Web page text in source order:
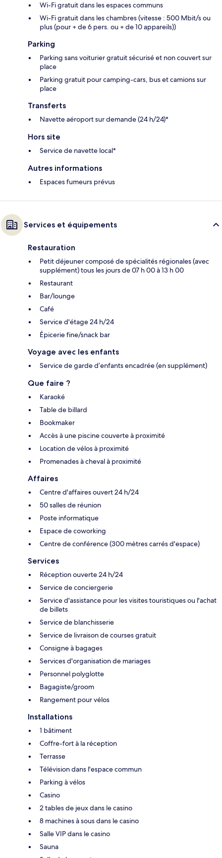
Wi-Fi gratuit dans les espaces communs
Wi-Fi gratuit dans les chambres (vitesse : 500 Mbit/s ou
plus (pour + de 6 pers. ou + de 10 appareils))
Parking
Parking sans voiturier gratuit sécurisé et non couvert sur
place
Parking gratuit pour camping-cars, bus et camions sur
place
Transferts
Navette aéroport sur demande (24 h/24)*
Hors site
Service de navette local*
Autres informations
Espaces fumeurs prévus
Services et équipements
Restauration
Petit déjeuner composé de spécialités régionales (avec
supplément) tous les jours de 07 h 00 à 13 h 00
Restaurant
Bar/lounge
Café
Service d'étage 24 h/24
Épicerie fine/snack bar
Voyage avec les enfants
Service de garde d’enfants encadrée (en supplément)
Que faire ?
Karaoké
Table de billard
Bookmaker
Accès à une piscine couverte à proximité
Location de vélos à proximité
Promenades à cheval à proximité
Affaires
Centre d'affaires ouvert 24 h/24
50 salles de réunion
Poste informatique
Espace de coworking
Centre de conférence (300 mètres carrés d'espace)
Services
Réception ouverte 24 h/24
Service de conciergerie
Service d'assistance pour les visites touristiques ou l'achat
de billets
Service de blanchisserie
Service de livraison de courses gratuit
Consigne à bagages
Services d'organisation de mariages
Personnel polyglotte
Bagagiste/groom
Rangement pour vélos
Installations
1 bâtiment
Coffre-fort à la réception
Terrasse
Télévision dans l'espace commun
Parking à vélos
Casino
2 tables de jeux dans le casino
8 machines à sous dans le casino
Salle VIP dans le casino
Sauna